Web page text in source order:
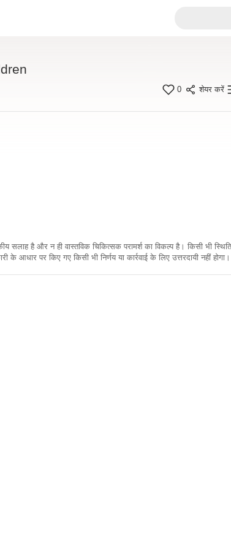
0 शेयर करें
सलाह है और न ही वास्तविक चिकित्सक परामर्श का विकल्प है। किसी भी
पर किए गए किसी भी निर्णय या कार्रवाई के लिए उत्तरदायी नहीं होगा।